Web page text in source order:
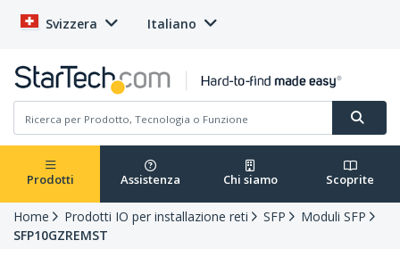
Svizzera Italiano
Prodotti Assistenza Chi siamo Scoprite
Home Prodotti IO per installazione reti SFP
Moduli SFP
SFP10GZREMST